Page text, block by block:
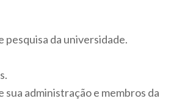
pesquisa da universidade.
administração e membros da